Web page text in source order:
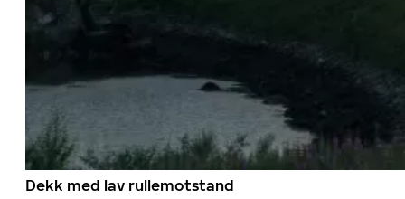
Dekk med lav rullemotstand